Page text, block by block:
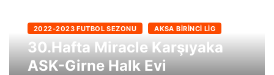
2022-2023 FUTBOL SEZONU AKSA BIRINCI LIG
30.Hafta Miracle Karşıyaka
ASK-Girne Halk Evi